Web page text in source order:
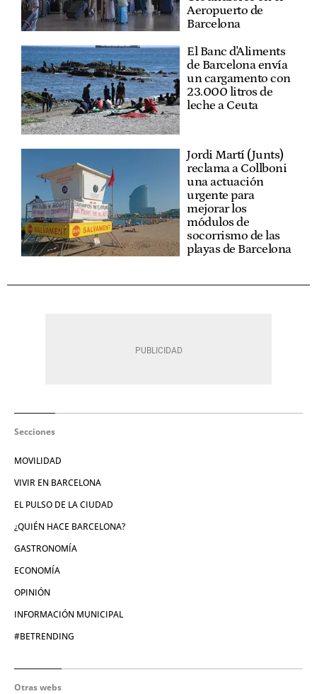
Aeropuerto de
Barcelona
El Banc d'Aliments
de Barcelona envía
un cargamento con
23.000 litros de
leche a Ceuta
Jordi Martí (Junts)
reclama a Collboni
una actuación
urgente para
mejorar los
módulos de
socorrismo de las
playas de Barcelona
Secciones
MOVILIDAD
VIVIR EN BARCELONA
EL PULSO DE LA CIUDAD
¿QUIÉN HACE BARCELONA?
GASTRONOMÍA
ECONOMÍA
OPINIÓN
INFORMACIÓN MUNICIPAL
#BETRENDING
Otras webs